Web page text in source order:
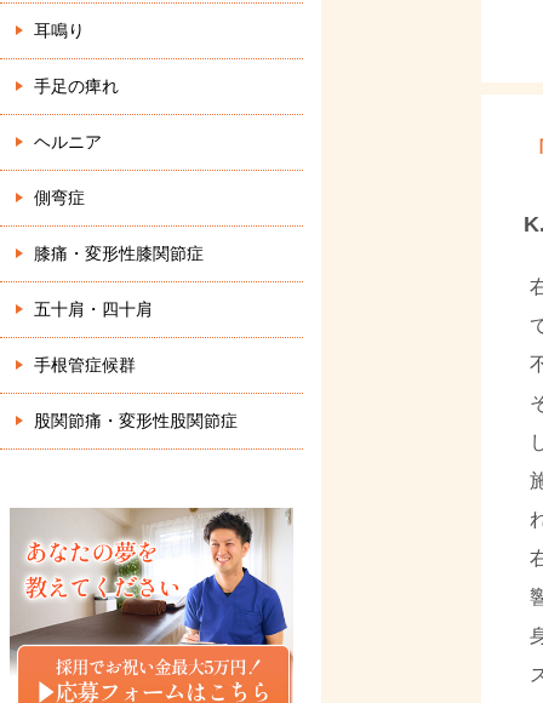
耳鳴り
手足の痺れ
ヘルニア
側弯症
膝痛・変形性膝関節症
五十肩・四十肩
手根管症候群
股関節痛・変形性股関節症